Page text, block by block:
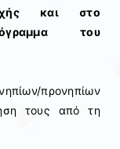
και στο
του
προνηπίων
τους από τη